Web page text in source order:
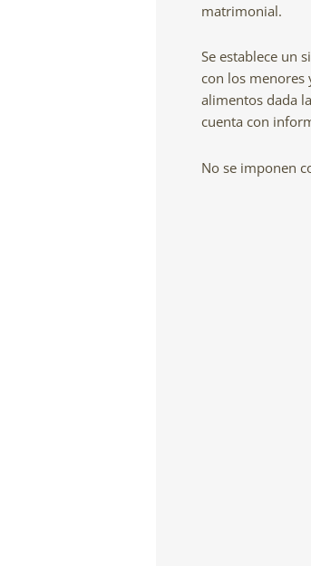
matrimonial.
Se establece un
con los menores
alimentos dada
cuenta con
No se imponen